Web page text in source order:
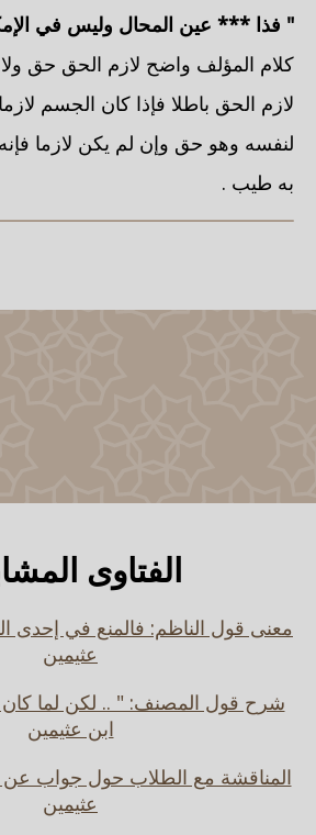
" فذا *** عين المحال وليس في
كلام المؤلف واضح لازم الحق حق
لازم الحق باطلا فإذا كان الجسم لازما
لنفسه وهو حق وإن لم يكن لازما
به طيب .
الفتاوى
معنى قول الناظم: فالمنع في إحدى
عثيمين
شرح قول المصنف: " .. لكن لما
ابن عثيمين
المناقشة مع الطلاب حول جواب عن
عثيمين